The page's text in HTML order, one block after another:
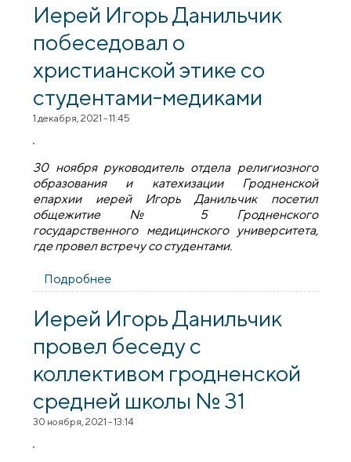
Иерей Игорь Данильчик
побеседовал о
христианской этике со
студентами-медиками
1 декабря, 2021 - 11:45
30 ноября руководитель отдела религиозного
образования и катехизации Гродненской
епархии иерей Игорь Данильчик посетил
общежитие № 5 Гродненского
государственного медицинского университета,
где провел встречу со студентами.
Подробнее
христианской этике со студентами-
медиками
Иерей Игорь Данильчик
провел беседу с
коллективом гродненской
средней школы № 31
30 ноября, 2021 - 13:14